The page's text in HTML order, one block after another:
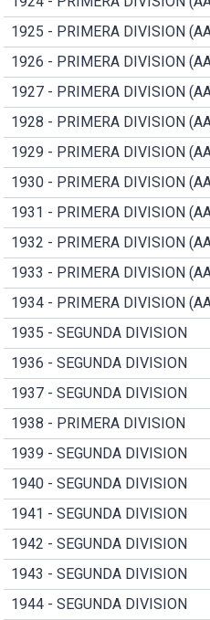
1925 - PRIMERA DIVISION
1926 - PRIMERA DIVISION
1927 - PRIMERA DIVISION
1928 - PRIMERA DIVISION
1929 - PRIMERA DIVISION
1930 - PRIMERA DIVISION
1931 - PRIMERA DIVISION
1932 - PRIMERA DIVISION
1933 - PRIMERA DIVISION
1934 - PRIMERA DIVISION
1935 - SEGUNDA DIVISION
1936 - SEGUNDA DIVISION
1937 - SEGUNDA DIVISION
1938 - PRIMERA DIVISION
1939 - SEGUNDA DIVISION
1940 - SEGUNDA DIVISION
1941 - SEGUNDA DIVISION
1942 - SEGUNDA DIVISION
1943 - SEGUNDA DIVISION
1944 - SEGUNDA DIVISION